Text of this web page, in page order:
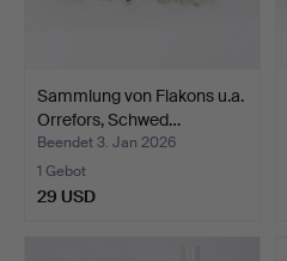
Sammlung von Flakons u.a.
Orrefors, Schwed…
Beendet 3. Jan 2026
1 Gebot
29 USD